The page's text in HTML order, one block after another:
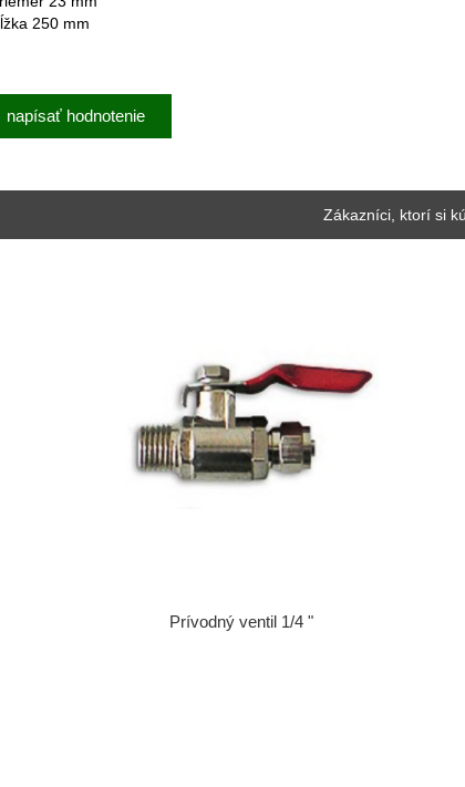
250 mm
napísať hodnotenie
Zákazníci, ktorí si
Prívodný ventil 1/4 "